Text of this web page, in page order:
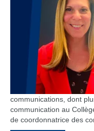
communications, dont
communication au
de coordonnatrice des